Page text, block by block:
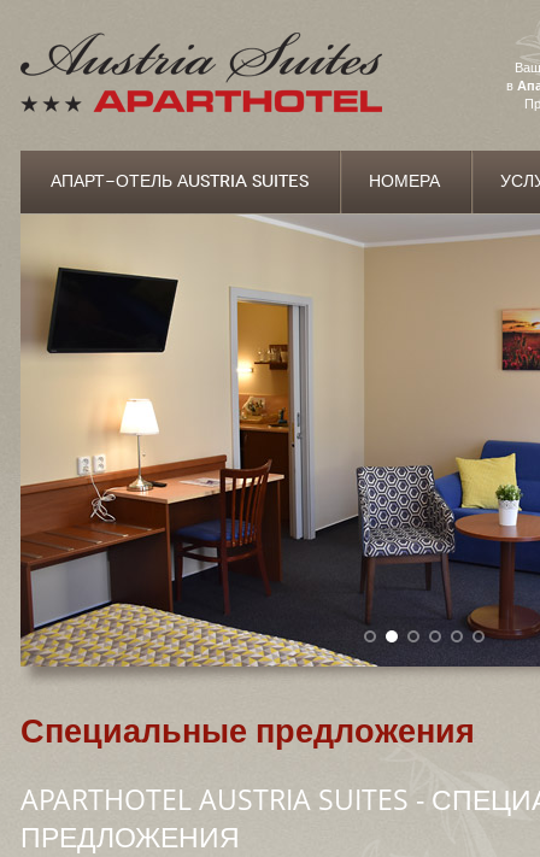
в
АПАРТ-ОТЕЛЬ АUSTRIA SUITES НОМЕРА
Специальные предложения
APARTHOTEL AUSTRIA SUITES -
ПРЕДЛОЖЕНИЯ